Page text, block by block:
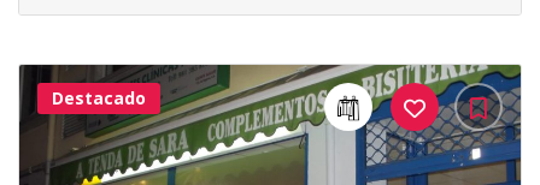
41Me
Gusta
Destacado